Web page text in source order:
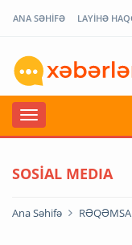
ANA SƏHİFƏ LAYİHƏ
SOSİAL MEDIA
Ana Səhifə